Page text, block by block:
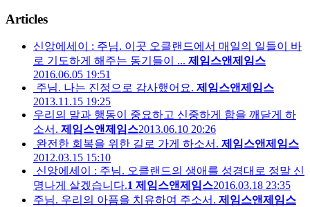
Articles
신앙에세이 : 주님. 이곳 오클랜드에서 매일의 일들이 바
로 기도하게 해주는 동기들이 ... 제임스앤제임스
2016.06.05 19:51
주님. 나는 진정으로 감사했어요. 제임스앤제임스
2013.11.15 19:25
우리의 말과 행동이 중요하고 신중하게 함을 깨닫게 하
소서. 제임스앤제임스2013.06.10 20:26
완전한 회복을 위한 길로 가게 하소서. 제임스앤제임스
2012.03.15 15:10
신앙에세이 : 주님. 오클랜드의 생애를 성경대로 정말 신
명나게 살겠습니다.1 제임스앤제임스2016.03.18 23:35
주님. 우리의 아픔을 치유하여 주소서. 제임스앤제임스